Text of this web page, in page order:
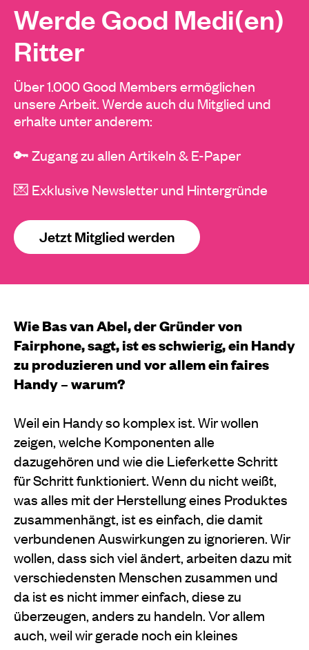
Werde Good Medi(en)
Ritter
Über 1.000 Good Members ermöglichen
unsere Arbeit. Werde auch du Mitglied und
erhalte unter anderem:
🔑 Zugang zu allen Artikeln & E-Paper
💌 Exklusive Newsletter und Hintergründe
Jetzt Mitglied werden
Wie Bas van Abel, der Gründer von
Fairphone, sagt, ist es schwierig, ein Handy
zu produzieren und vor allem ein faires
Handy – warum?
Weil ein Handy so komplex ist. Wir wollen
zeigen, welche Komponenten alle
dazugehören und wie die Lieferkette Schritt
für Schritt funktioniert. Wenn du nicht weißt,
was alles mit der Herstellung eines Produktes
zusammenhängt, ist es einfach, die damit
verbundenen Auswirkungen zu ignorieren. Wir
wollen, dass sich viel ändert, arbeiten dazu mit
verschiedensten Menschen zusammen und
da ist es nicht immer einfach, diese zu
überzeugen, anders zu handeln. Vor allem
auch, weil wir gerade noch ein kleines